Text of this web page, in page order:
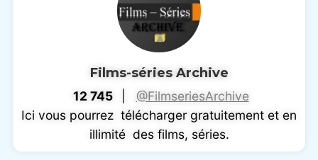
Films-séries Archive
12 745
@FilmseriesArchive
Ici vous pourrez télécharger gratuitement et en
illimité des films, séries.